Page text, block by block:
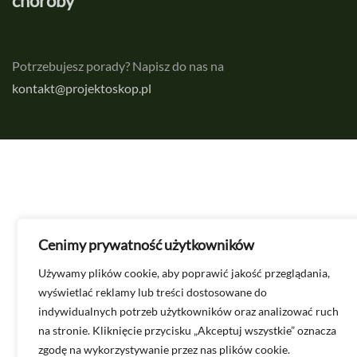
Cenimy prywatność użytkowników
Używamy plików cookie, aby poprawić jakość przeglądania,
wyświetlać reklamy lub treści dostosowane do
indywidualnych potrzeb użytkowników oraz analizować ruch
na stronie. Kliknięcie przycisku „Akceptuj wszystkie” oznacza
zgodę na wykorzystywanie przez nas plików cookie.
Potrzebujesz porady? Napisz do nas na
kontakt@projektoskop.pl